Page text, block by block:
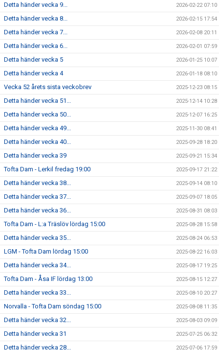
Detta händer vecka 9... 2026-02-22 07:10
Detta händer vecka 8... 2026-02-15 17:54
Detta händer vecka 7... 2026-02-08 20:11
Detta händer vecka 6... 2026-02-01 07:59
Detta händer vecka 5 2026-01-25 10:07
Detta händer vecka 4 2026-01-18 08:10
Vecka 52 årets sista veckobrev 2025-12-23 08:15
Detta händer vecka 51... 2025-12-14 10:28
Detta händer vecka 50... 2025-12-07 16:25
Detta händer vecka 49... 2025-11-30 08:41
Detta händer vecka 40... 2025-09-28 18:20
Detta händer vecka 39 2025-09-21 15:34
Tofta Dam - Lerkil fredag 19:00 2025-09-17 21:22
Detta händer vecka 38... 2025-09-14 08:10
Detta händer vecka 37... 2025-09-07 18:05
Detta händer vecka 36... 2025-08-31 08:03
Tofta Dam - L:a Träslöv lördag 15:00 2025-08-28 15:58
Detta händer vecka 35... 2025-08-24 06:53
LGM - Tofta Dam lördag 15:00 2025-08-22 16:03
Detta händer vecka 34... 2025-08-17 19:25
Tofta Dam - Åsa IF lördag 13:00 2025-08-15 12:27
Detta händer vecka 33... 2025-08-10 20:27
Norvalla - Tofta Dam söndag 15:00 2025-08-08 11:35
Detta händer vecka 32... 2025-08-03 09:09
Detta händer vecka 31 2025-07-25 06:32
Detta händer vecka 28... 2025-07-06 17:59